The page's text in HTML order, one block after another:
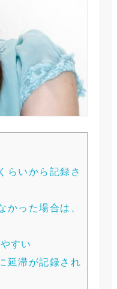
らいから記録さ
かった場合は、
すい
延滞が記録され